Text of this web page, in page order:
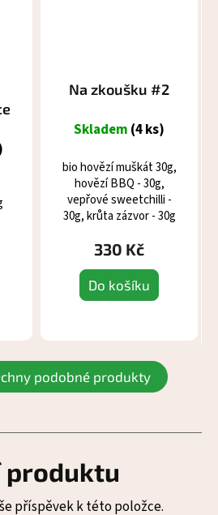
Na zkoušku #2
Skladem (4 ks)
330 Kč
Do košíku
bio hovězí muškát 30g,
hovězí BBQ - 30g,
vepřové sweetchilli -
30g, krůta zázvor - 30g
podobné produkty
produktu
příspěvek k této položce.